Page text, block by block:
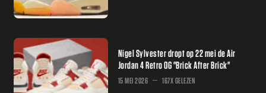
Nigel Sylvester dropt op 22 mei de Air
Jordan 4 Retro OG "Brick After Brick"
15 MEI 2026 167X GELEZEN